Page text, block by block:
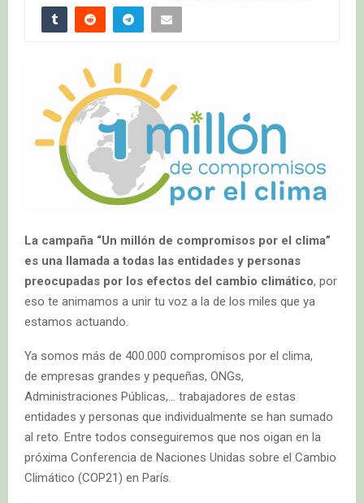
La campaña “Un millón de compromisos por el clima”
es una llamada a todas las entidades y personas
preocupadas por los efectos del cambio climático, por
eso te animamos a unir tu voz a la de los miles que ya
estamos actuando.
Ya somos más de 400.000 compromisos por el clima,
de empresas grandes y pequeñas, ONGs,
Administraciones Públicas,… trabajadores de estas
entidades y personas que individualmente se han sumado
al reto. Entre todos conseguiremos que nos oigan en la
próxima Conferencia de Naciones Unidas sobre el Cambio
Climático (COP21) en París.